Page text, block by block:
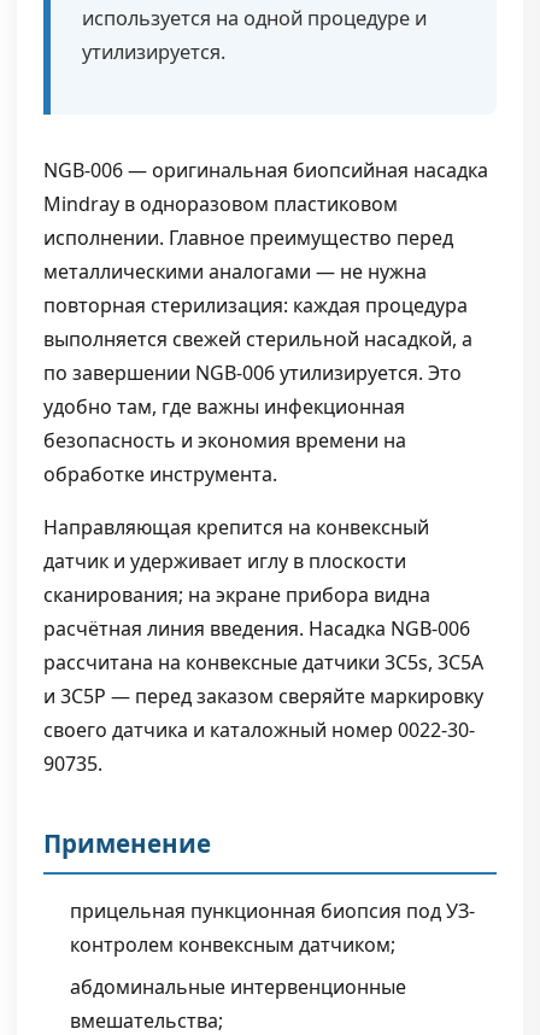
используется на одной процедуре и
утилизируется.
NGB-006 — оригинальная биопсийная насадка
Mindray в одноразовом пластиковом
исполнении. Главное преимущество перед
металлическими аналогами — не нужна
повторная стерилизация: каждая процедура
выполняется свежей стерильной насадкой, а
по завершении NGB-006 утилизируется. Это
удобно там, где важны инфекционная
безопасность и экономия времени на
обработке инструмента.
Направляющая крепится на конвексный
датчик и удерживает иглу в плоскости
сканирования; на экране прибора видна
расчётная линия введения. Насадка NGB-006
рассчитана на конвексные датчики 3C5s, 3C5A
и 3C5P — перед заказом сверяйте маркировку
своего датчика и каталожный номер 0022-30-
90735.
Применение
прицельная пункционная биопсия под УЗ-
контролем конвексным датчиком;
абдоминальные интервенционные
вмешательства;